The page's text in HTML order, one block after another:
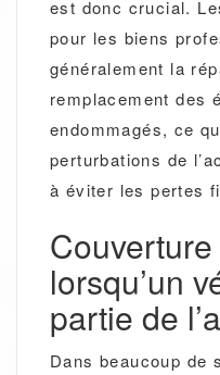
est donc crucial.
pour les biens
généralement la
remplacement des
endommagés, ce
perturbations de
à éviter les pertes
lorsqu’un
partie de
Dans beaucoup de